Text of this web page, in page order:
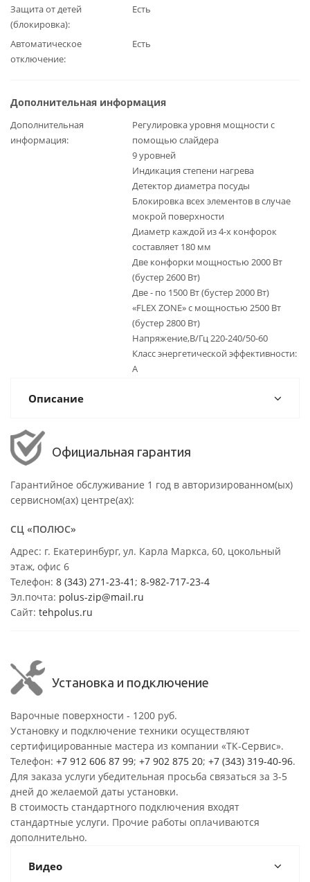
Защита от детей
(блокировка)
Есть
Автоматическое
отключение
Есть
Дополнительная информация
Дополнительная
информация
Регулировка уровня мощности с
помощью слайдера
9 уровней
Индикация степени нагрева
Детектор диаметра посуды
Блокировка всех элементов в случае
мокрой поверхности
Диаметр каждой из 4-х конфорок
составляет 180 мм
Две конфорки мощностью 2000 Вт
(бустер 2600 Вт)
Две - по 1500 Вт (бустер 2000 Вт)
«FLEX ZONE» с мощностью 2500 Вт
(бустер 2800 Вт)
Напряжение,В/Гц 220-240/50-60
Класс энергетической эффективности:
A
Описание
Официальная гарантия
Гарантийное обслуживание 1 год в авторизированном(ых)
сервисном(ах) центре(ах):
СЦ «ПОЛЮС»
Адрес: г. Екатеринбург, ул. Карла Маркса, 60, цокольный
этаж, офис 6
Телефон: 8 (343) 271-23-41 ; 8-982-717-23-4
Эл.почта: polus-zip@mail.ru
Сайт: tehpolus.ru
Установка и подключение
Варочные поверхности - 1200 руб.
Установку и подключение техники осуществляют
сертифицированные мастера из компании «ТК-Сервис».
Телефон: +7 912 606 87 99; +7 902 875 20; +7 (343) 319-40-96.
Для заказа услуги убедительная просьба связаться за 3-5
дней до желаемой даты установки.
В стоимость стандартного подключения входят
стандартные услуги. Прочие работы оплачиваются
дополнительно.
Видео